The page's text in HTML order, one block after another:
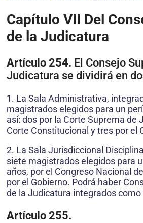
Capítulo VII Del
de la Judicatura
Artículo 254. El Consejo
Judicatura se dividirá en
1. La Sala Administrativa,
magistrados elegidos para un
así: dos por la Corte Suprema de
Corte Constitucional y tres por el
2. La Sala Jurisdiccional
siete magistrados elegidos para
años, por el Congreso Nacional
por el Gobierno. Podrá haber
de la Judicatura integrados como
Artículo 255.